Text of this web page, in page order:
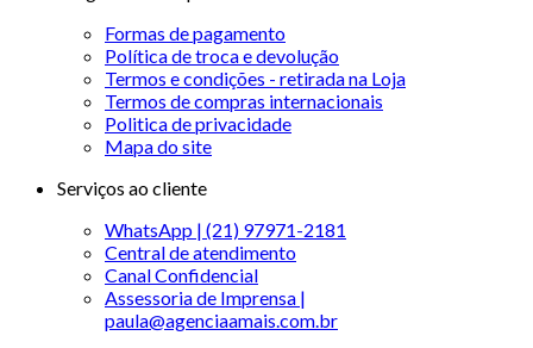
Formas de pagamento
Política de troca e devolução
Termos e condições - retirada na Loja
Termos de compras internacionais
Politica de privacidade
Mapa do site
Serviços ao cliente
WhatsApp | (21) 97971-2181
Central de atendimento
Canal Confidencial
Assessoria de Imprensa |
paula@agenciaamais.com.br